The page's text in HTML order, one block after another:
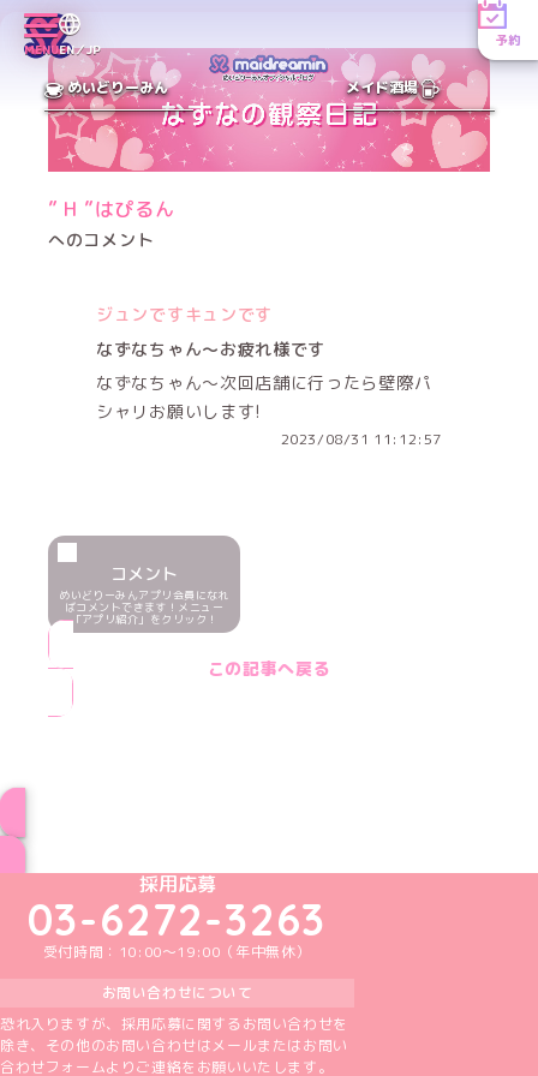
MENUEN／JP
予約
めいどりーみん メイド酒場
” H ”はぴるん
へのコメント
ジュンですキュンです
なずなちゃん〜お疲れ様です
なずなちゃん〜次回店舗に行ったら壁際パ
シャリお願いします!
2023/08/31 11:12:57
コメント
めいどりーみんアプリ会員になれ
ばコメントできます！メニュー
「アプリ紹介」をクリック！
この記事へ戻る
めいどりーみんTikTok公式アカウント
めいどりーみんX公式アカウント
めいどりーみんInstagram公式アカウント
めいどりーみんFacebook公式アカウン
めいどりーみんYouTube公式アカ
採用応募
03-6272-3263
受付時間：10:00～19:00（年中無休）
お問い合わせについて
恐れ入りますが、採用応募に関するお問い合わせを
除き、その他のお問い合わせはメールまたはお問い
合わせフォームよりご連絡をお願いいたします。